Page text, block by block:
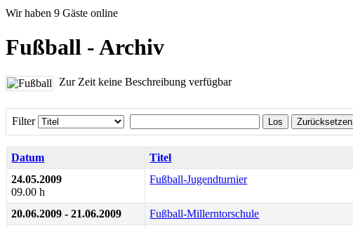
Wir haben 9 Gäste online
Fußball - Archiv
Zur Zeit keine Beschreibung verfügbar
Filter Los Zurücksetzen
Datum Titel
24.05.2009
09.00 h
Fußball-Jugendturnier
20.06.2009 - 21.06.2009 Fußball-Millerntorschule